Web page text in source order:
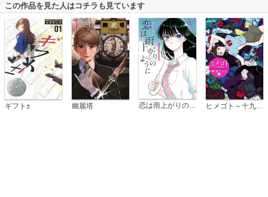
この作品を見た人はコチラも見ています
ギフト± 幽麗塔 恋は雨上がりのように